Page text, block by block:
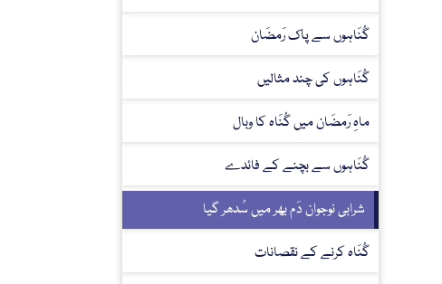
گُنَاہوں سے پاک رَمضَان
گُنَاہوں کی چند مثالیں
ماہِ رَمضَان میں گُنَاہ کا وبال
گُنَاہوں سے بچنے کے فائدے
شرابی نوجوان دَم بھر میں سُدھر گیا
گُنَاہ کرنے کے نقصانات